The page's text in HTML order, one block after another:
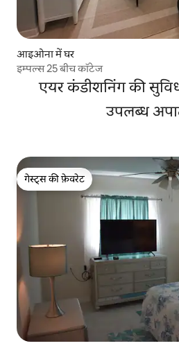
आइओना में घर
इम्पल्स 25 बीच कॉटेज
एयर कंडीशनिंग की
उपलब्ध
गेस्ट्स की फ़ेवरेट
गेस्ट्स की फ़ेवरेट